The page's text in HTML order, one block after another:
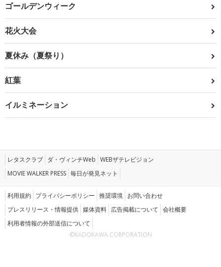
ゴールデンウィーク
花火大会
夏休み（夏祭り）
紅葉
イルミネーション
レタスクラブ ダ・ヴィンチWeb WEBザテレビジョン
MOVIE WALKER PRESS 毎日が発見ネット
利用規約 プライバシーポリシー 推奨環境 お問い合わせ
プレスリリース・情報提供 媒体資料 広告掲載について 会社概要
利用者情報の外部送信について
©KADOKAWA CORPORATION